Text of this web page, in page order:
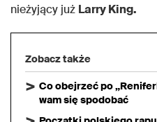
nieżyjący już Larry King.
Zobacz także
Co obejrzeć po
wam się spodobać